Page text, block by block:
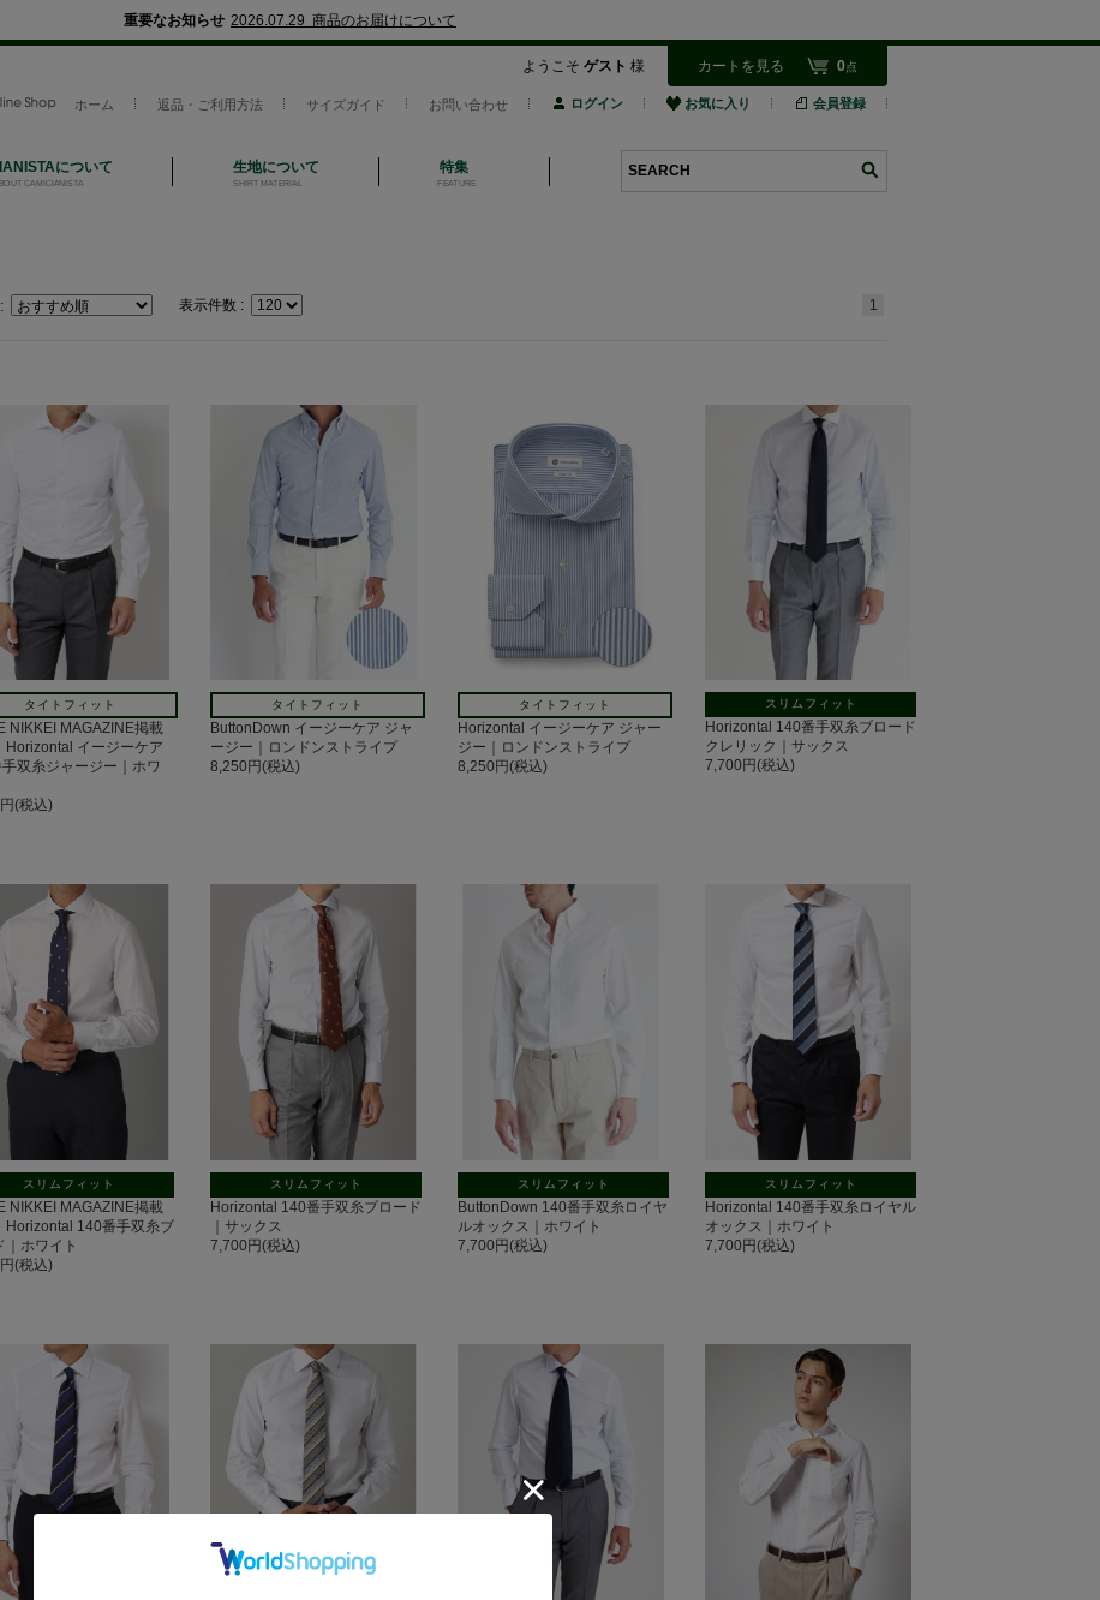
重要なお知らせ 2026.07.29 商品のお届けについて
ようこそ ゲスト 様 カートを見る 0点
ホーム 返品・ご利用方法 サイズガイド お問い合わせ ログイン お気に入り 会員登録
について
CAMICIANISTA
生地について
SHIRT MATERIAL
特集
FEATURE
表示件数 : 1
タイトフィット
NIKKEI MAGAZINE掲載
Horizontal イージーケア
双糸ジャージー｜ホワ
(税込)
タイトフィット
ButtonDown イージーケア ジャ
ージー｜ロンドンストライプ
8,250円(税込)
タイトフィット
Horizontal イージーケア ジャー
ジー｜ロンドンストライプ
8,250円(税込)
スリムフィット
Horizontal 140番手双糸ブロード
クレリック｜サックス
7,700円(税込)
スリムフィット
NIKKEI MAGAZINE掲載
Horizontal 140番手双糸ブ
｜ホワイト
(税込)
スリムフィット
Horizontal 140番手双糸ブロード
｜サックス
7,700円(税込)
スリムフィット
ButtonDown 140番手双糸ロイヤ
ルオックス｜ホワイト
7,700円(税込)
スリムフィット
Horizontal 140番手双糸ロイヤル
オックス｜ホワイト
7,700円(税込)